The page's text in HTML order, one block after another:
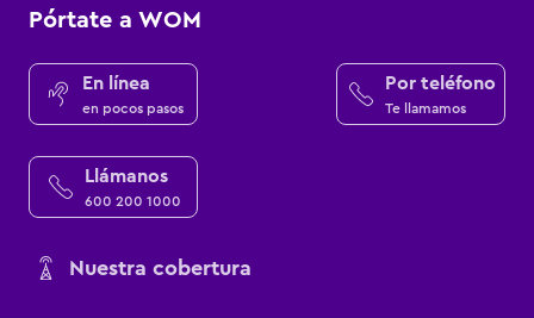
Pórtate a WOM
En línea
en pocos pasos
Por teléfono
Te llamamos
Llámanos
600 200 1000
Nuestra cobertura